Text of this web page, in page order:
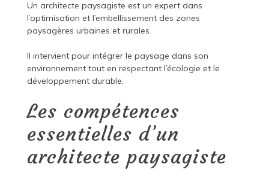
Un architecte paysagiste est un expert dans
l’optimisation et l’embellissement des zones
paysagères urbaines et rurales.
Il intervient pour intégrer le paysage dans son
environnement tout en respectant l’écologie et le
développement durable.
Les compétences
essentielles d’un
architecte paysagiste